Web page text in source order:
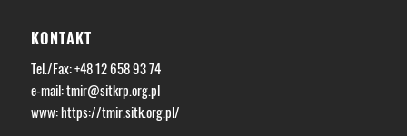
KONTAKT
Tel./Fax: +48 12 658 93 74
e-mail:tmir@sitkrp.org.pl
www:https://tmir.sitk.org.pl/